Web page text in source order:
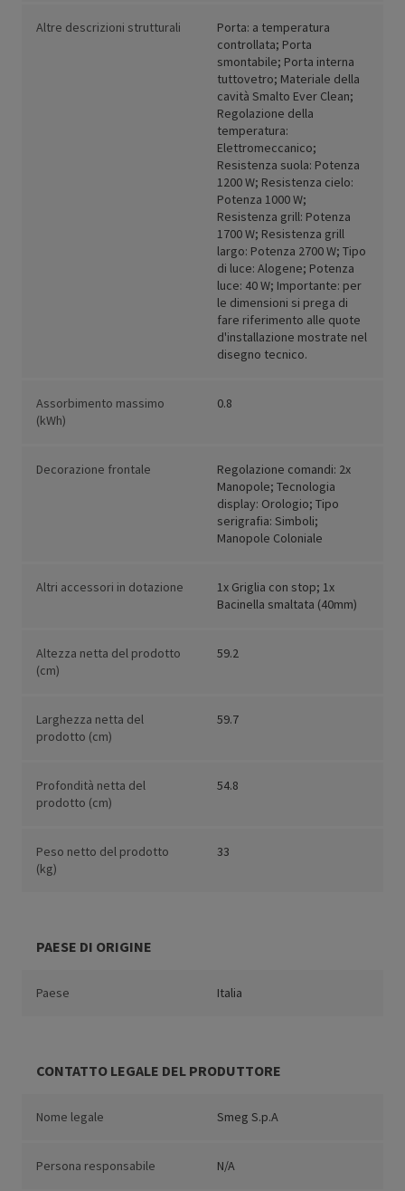
Altre descrizioni strutturali
Porta: a temperatura
controllata; Porta
smontabile; Porta interna
tuttovetro; Materiale della
cavità Smalto Ever Clean;
Regolazione della
temperatura:
Elettromeccanico;
Resistenza suola: Potenza
1200 W; Resistenza cielo:
Potenza 1000 W;
Resistenza grill: Potenza
1700 W; Resistenza grill
largo: Potenza 2700 W; Tipo
di luce: Alogene; Potenza
luce: 40 W; Importante: per
le dimensioni si prega di
fare riferimento alle quote
d'installazione mostrate nel
disegno tecnico.
Assorbimento massimo
(kWh)
0.8
Decorazione frontale
Regolazione comandi: 2x
Manopole; Tecnologia
display: Orologio; Tipo
serigrafia: Simboli;
Manopole Coloniale
Altri accessori in dotazione
1x Griglia con stop; 1x
Bacinella smaltata (40mm)
Altezza netta del prodotto
(cm)
59.2
Larghezza netta del
prodotto (cm)
59.7
Profondità netta del
prodotto (cm)
54.8
Peso netto del prodotto
(kg)
33
PAESE DI ORIGINE
Paese Italia
CONTATTO LEGALE DEL PRODUTTORE
Nome legale Smeg S.p.A
Persona responsabile N/A